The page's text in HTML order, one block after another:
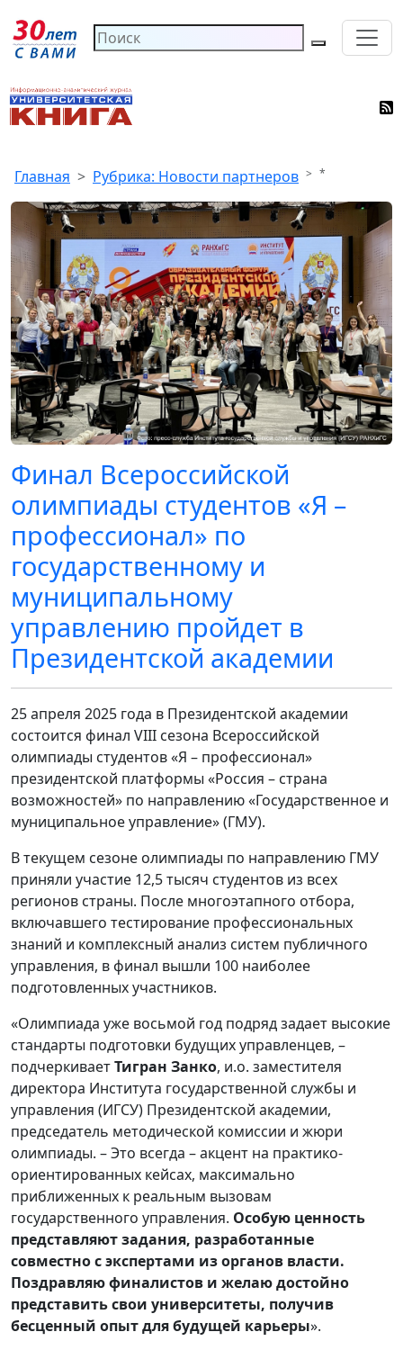
Главная Рубрика: Новости партнеров *
Финал Всероссийской
олимпиады студентов «Я –
профессионал» по
государственному и
муниципальному
управлению пройдет в
Президентской академии
25 апреля 2025 года в Президентской академии
состоится финал VIII сезона Всероссийской
олимпиады студентов «Я – профессионал»
президентской платформы «Россия – страна
возможностей» по направлению «Государственное и
муниципальное управление» (ГМУ).
В текущем сезоне олимпиады по направлению ГМУ
приняли участие 12,5 тысяч студентов из всех
регионов страны. После многоэтапного отбора,
включавшего тестирование профессиональных
знаний и комплексный анализ систем публичного
управления, в финал вышли 100 наиболее
подготовленных участников.
«Олимпиада уже восьмой год подряд задает высокие
стандарты подготовки будущих управленцев, –
подчеркиваетТигран Занко, и.о. заместителя
директора Института государственной службы и
управления (ИГСУ) Президентской академии,
председатель методической комиссии и жюри
олимпиады. – Это всегда – акцент на практико-
ориентированных кейсах, максимально
приближенных к реальным вызовам
государственного управления. Особую ценность
представляют задания, разработанные
совместно с экспертами из органов власти.
Поздравляю финалистов и желаю достойно
представить свои университеты, получив
бесценный опыт для будущей карьеры».